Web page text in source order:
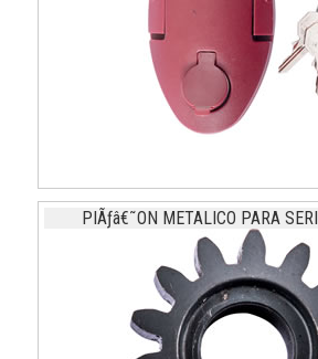
PIÃƒâ€˜ON METALICO PARA